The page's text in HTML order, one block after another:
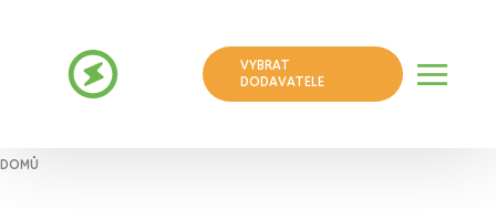
VYBRAT
DODAVATELE
DOMŮ